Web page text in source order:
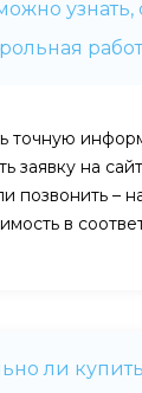
узнать,
точную
заявку на
позвонить –
в
ли